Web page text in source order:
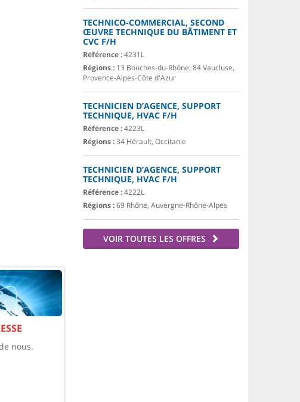
TECHNICO-COMMERCIAL, SECOND
ŒUVRE TECHNIQUE DU BÂTIMENT ET
CVC F/H
Référence :4231L
Régions :13 Bouches-du-Rhône, 84 Vaucluse,
Provence-Alpes-Côte d'Azur
TECHNICIEN D’AGENCE, SUPPORT
TECHNIQUE, HVAC F/H
Référence :4223L
Régions :34 Hérault, Occitanie
TECHNICIEN D’AGENCE, SUPPORT
TECHNIQUE, HVAC F/H
Référence :4222L
Régions :69 Rhône, Auvergne-Rhône-Alpes
VOIR TOUTES LES OFFRES
nous.